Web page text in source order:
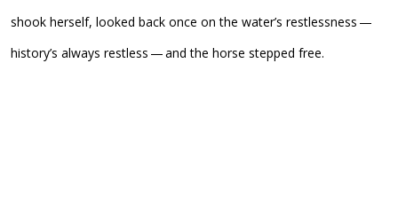
shook herself, looked back once on the water’s restlessness —
history’s always restless — and the horse stepped free.